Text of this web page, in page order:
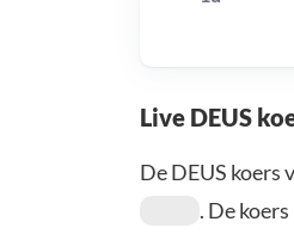
Live DEUS
De DEUS koers
. De koers